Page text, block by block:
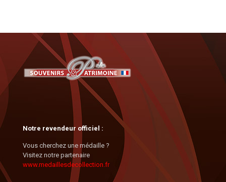
Notre revendeur officiel :
Vous cherchez une médaille ?
Visitez notre partenaire
www.medaillesdecollection.fr